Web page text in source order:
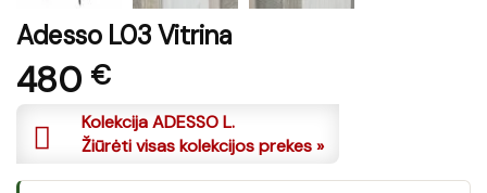
Adesso L03 Vitrina
480 €
Kolekcija ADESSO L.
Žiūrėti visas kolekcijos prekes »